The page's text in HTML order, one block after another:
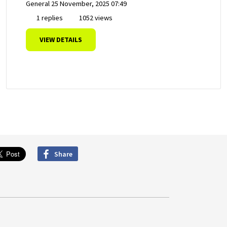
General 25 November, 2025 07:49
1 replies
1052 views
VIEW DETAILS
Share